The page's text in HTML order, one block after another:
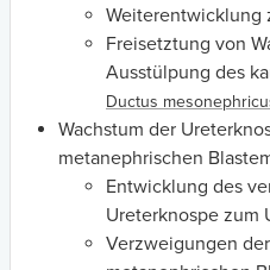
Weiterentwicklung
Freisetztung von
Ausstülpung des
Ductus
Wachstum der
metanephrischen
Entwicklung des
Ureterknospe zum
Verzweigungen